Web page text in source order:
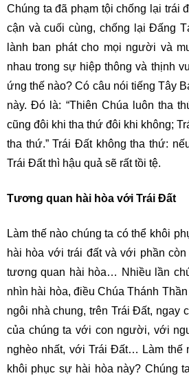
Chúng ta đã phạm tội chống lại trái
cận và cuối cùng, chống lại Đấng
lành ban phát cho mọi người và
nhau trong sự hiệp thông và thịnh
ứng thế nào? Có câu nói tiếng Tây
này. Đó là: “Thiên Chúa luôn tha
cũng đôi khi tha thứ đôi khi không;
tha thứ.” Trái Đất không tha thứ:
Trái Đất thì hậu quả sẽ rất tồi tệ.
Tương quan hài hòa với Trái Đất
Làm thế nào chúng ta có thể khôi
hài hòa với trái đất và với phần
tương quan hài hòa… Nhiều lần
nhìn hài hòa, điều Chúa Thánh
ngôi nhà chung, trên Trái Đất, ngay
của chúng ta với con người, với
nghèo nhất, với Trái Đất… Làm thế
khôi phục sự hài hòa này? Chúng